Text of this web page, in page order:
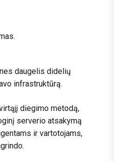
daugelis didelių
infrastruktūrą.
diegimo metodą,
serverio atsakymą
ir vartotojams,